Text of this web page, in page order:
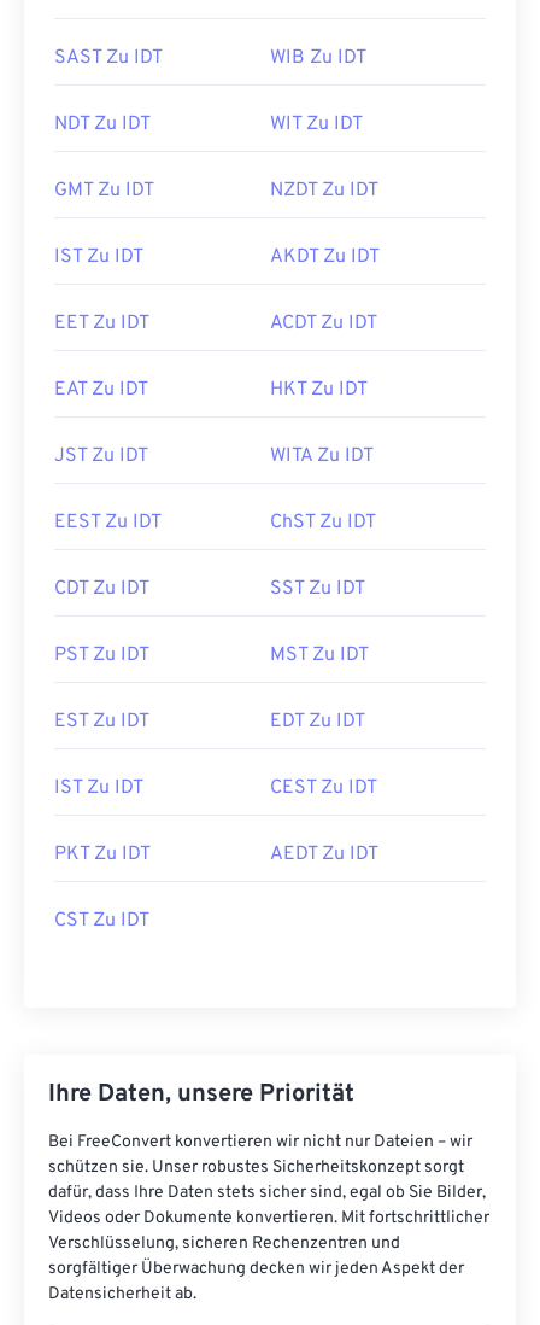
SAST Zu IDT WIB Zu IDT
NDT Zu IDT WIT Zu IDT
GMT Zu IDT NZDT Zu IDT
IST Zu IDT AKDT Zu IDT
EET Zu IDT ACDT Zu IDT
EAT Zu IDT HKT Zu IDT
JST Zu IDT WITA Zu IDT
EEST Zu IDT ChST Zu IDT
CDT Zu IDT SST Zu IDT
PST Zu IDT MST Zu IDT
EST Zu IDT EDT Zu IDT
IST Zu IDT CEST Zu IDT
PKT Zu IDT AEDT Zu IDT
CST Zu IDT
Ihre Daten, unsere Priorität
Bei FreeConvert konvertieren wir nicht nur Dateien – wir
schützen sie. Unser robustes Sicherheitskonzept sorgt
dafür, dass Ihre Daten stets sicher sind, egal ob Sie Bilder,
Videos oder Dokumente konvertieren. Mit fortschrittlicher
Verschlüsselung, sicheren Rechenzentren und
sorgfältiger Überwachung decken wir jeden Aspekt der
Datensicherheit ab.